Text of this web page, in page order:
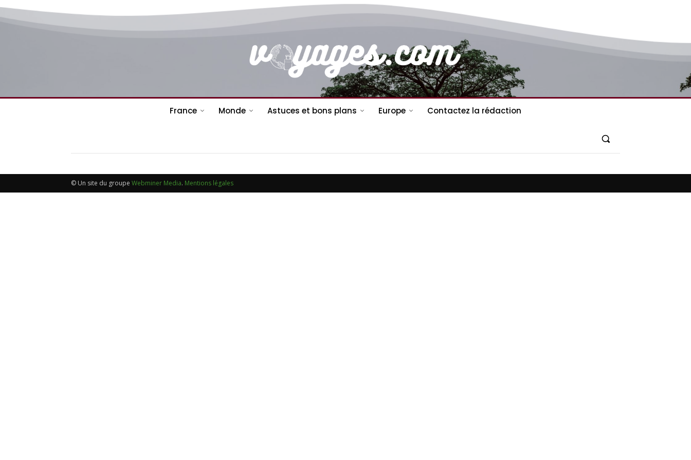
France Monde Astuces et bons plans Europe Contactez la rédaction
© Un site du groupe Webminer Media. Mentions légales